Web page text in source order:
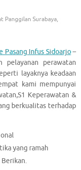
Panggilan Surabaya,
Pasang Infus Sidoarjo–
pelayanan perawatan
layaknya keadaan
kami mempunyai
Keperawatan &
berkualitas terhadap
yang ramah
Berikan.